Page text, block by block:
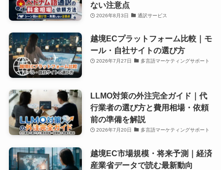
ない注意点
2026年8月3日 通訳サービス
越境ECプラットフォーム比較｜モ
ール・自社サイトの選び方
2026年7月27日 多言語マーケティングサポート
LLMO対策の外注完全ガイド｜代
行業者の選び方と費用相場・依頼
前の準備を解説
2026年7月20日 多言語マーケティングサポート
越境EC市場規模・将来予測｜経済
産業省データで読む最新動向